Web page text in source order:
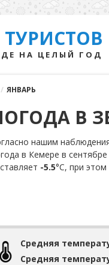
НА ЦЕЛЫЙ ГОД
/ ЯНВАРЬ
В
нашим
в Кемере в
-5.5°С, при этом
Средняя
Средняя